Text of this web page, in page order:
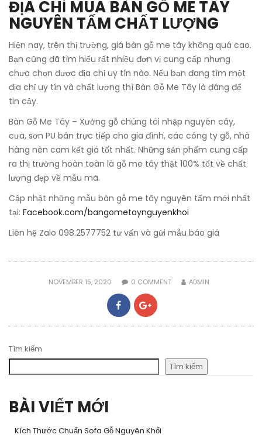
ĐỊA CHỈ MUA BÀN GỖ ME TÂY
NGUYÊN TẤM CHẤT LƯỢNG
Hiện nay, trên thị trường, giá bàn gỗ me tây không quá cao.
Bạn cũng đã tìm hiểu rất nhiều đơn vị cung cấp nhưng
chưa chọn được địa chỉ uy tín nào. Nếu bạn đang tìm một
địa chỉ uy tín và chất lượng thì Bàn Gỗ Me Tây là đáng để
tin cậy.
Bàn Gỗ Me Tây – Xưởng gỗ chúng tôi nhập nguyên cây,
cưa, sơn PU bán trực tiếp cho gia đình, các công ty gỗ, nhà
hàng nên cam kết giá tốt nhất. Những sản phẩm cung cấp
ra thị trường hoàn toàn là gỗ me tây thật 100% tốt về chất
lượng đẹp về mẫu mã.
Cập nhật những mẫu bàn gỗ me tây nguyên tấm mới nhất
tại: Facebook.com/bangometaynguyenkhoi
Liên hệ Zalo 098.2577752 tư vấn và gửi mẫu báo giá
NOVEMBER 15, 2020 0 COMMENT ADMIN
Tìm kiếm
Tìm kiếm
BÀI VIẾT MỚI
Kích Thước Chuẩn Sofa Gỗ Nguyên Khối